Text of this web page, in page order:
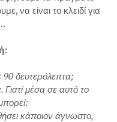
να είναι το κλειδί για
90 δευτερόλεπτα;
μέσα σε αυτό το
κάποιον άγνωστο,